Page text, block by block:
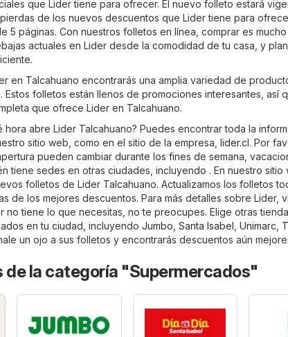
que Lider tiene para ofrecer. El nuevo folleto estará
de los nuevos descuentos que Lider tiene para
5 páginas. Con nuestros folletos en línea, comprar es mucho
actuales en Lider desde la comodidad de tu casa, y
en Talcahuano encontrarás una amplia variedad de
folletos están llenos de promociones interesantes, así
que ofrece Lider en Talcahuano.
hora abre Lider Talcahuano? Puedes encontrar toda la
sitio web, como en el sitio de la empresa, lider.cl. Por
pueden cambiar durante los fines de semana,
tiene sedes en otras ciudades, incluyendo . En nuestro sitio
folletos de Lider Talcahuano. Actualizamos los folletos
de los mejores descuentos. Para más detalles sobre Lider,
no tiene lo que necesitas, no te preocupes. Elige otras
en tu ciudad, incluyendo Jumbo Santa Isabel Unimarc
un ojo a sus folletos y encontrarás descuentos aún
de la categoría "Supermercados"